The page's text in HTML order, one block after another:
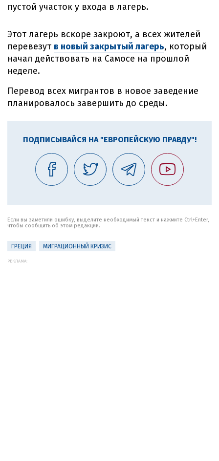
пустой участок у входа в лагерь.
Этот лагерь вскоре закроют, а всех жителей
перевезут в новый закрытый лагерь, который
начал действовать на Самосе на прошлой
неделе.
Перевод всех мигрантов в новое заведение
планировалось завершить до среды.
ПОДПИСЫВАЙСЯ НА "ЕВРОПЕЙСКУЮ ПРАВДУ"!
Если вы заметили ошибку, выделите необходимый текст и нажмите Ctrl+Enter,
чтобы сообщить об этом редакции.
ГРЕЦИЯ МИГРАЦИОННЫЙ КРИЗИС
РЕКЛАМА: